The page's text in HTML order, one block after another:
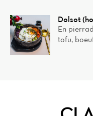
Dolsot
En
tofu,